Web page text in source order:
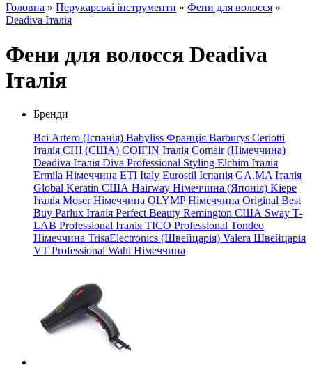
Головна » Перукарські інструменти » Фени для волосся »
Deadiva Італія
Фени для волосся Deadiva
Італія
Бренди
Всі Artero (Іспанія) Babyliss Франція Barburys Ceriotti
Італія CHI (США) COIFIN Італія Comair (Німеччина)
Deadiva Італія Diva Professional Styling Elchim Італія
Ermila Німеччина ETI Italy Eurostil Іспанія GA.MA Італія
Global Keratin США Hairway Німеччина (Японія) Kiepe
Італія Moser Німеччина OLYMP Німеччина Original Best
Buy Parlux Італія Perfect Beauty Remington США Sway T-
LAB Professional Італія TICO Professional Tondeo
Німеччина TrisaElectronics (Швейцарія) Valera Швейцарія
VT Professional Wahl Німеччина